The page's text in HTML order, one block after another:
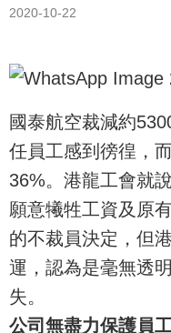
2020-10-22
國泰航空裁減約
任員工感到徬徨，
36%。港龍工會就
願意犧牲工資及原
的不裁員決定，但
運，認為是毫無透
失。
公司無盡力保護員